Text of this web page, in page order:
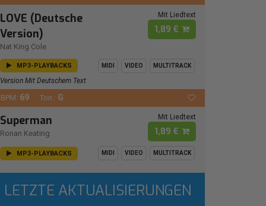
LOVE (Deutsche
Version)
Nat King Cole
Mit Liedtext
1,89 €
MP3-PLAYBACKS MIDI VIDEO MULTITRACK
Version Mit Deutschem Text
BPM: 69 Ton.: G
Superman
Ronan Keating
Mit Liedtext
1,89 €
MP3-PLAYBACKS MIDI VIDEO MULTITRACK
LETZTE AKTUALISIERUNGEN